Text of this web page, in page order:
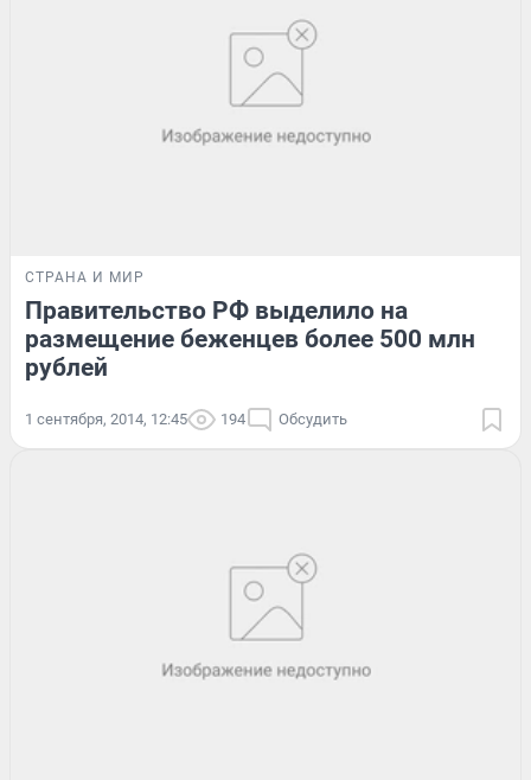
СТРАНА И МИР
Правительство РФ выделило на
размещение беженцев более 500 млн
рублей
1 сентября, 2014, 12:45 194 Обсудить